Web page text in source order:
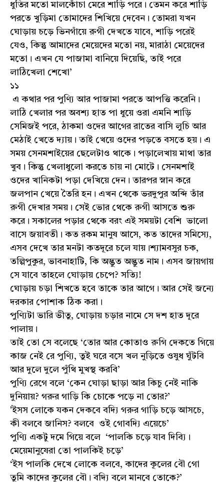
ধুতির মতো মালকোঁচা মেরে শাড়ি পরে। তেমন করে শাড়ি
পরতে খুড়িমা তোমাদের শিখিয়ে দেবেন। তোমরা যখন
ঘোড়ায় চড়ে ভিনগাঁয়ে রুগী দেখতে যাবে, শাড়ি পরেই
যেও, কিন্তু আমাদের মেয়েদের মতো নয়, মারাঠা মেয়েদের
মতো। এখন যে পাজামা বানিয়ে দিয়েছি, তাই পরে
লাঠিখেলা শেখো’
১১
এ কথার পর পুণ্যি আর পাজামা পরতে আপত্তি করেনি।
লাঠি খেলার পর অবশ্য হাত পা ধুয়ে ওরা এমনি শাড়ি
সেমিজই পরে, ঠাকমা ওদের আগের রাতের বাসি লুচি আর
মেঠাই খেতে দ্যায়। তাই খেয়ে ওদের পড়তে বসতে হয়। এ
সময় সেনমশাইয়ের ছেলেটাও থাকে। পড়ালেখায় মাথা তার
খুব। কিন্তু খেলাধুলো করতে চায় না মোটে। সেনমশাই
ওদের খানিকটা পড়া দেখিয়ে দেন। তারপর স্নান করে
জলপান খেয়ে তৈরি হন। এখন থেকে ভরদুপুর অব্দি তাঁর
রুগী দেখার সময়। সেই ভোর থেকে রুগী আসতে শুরু
করে। সকালের পড়ার থেকে বরং এই সময়টা বেশি ভালো
বাসে জয়াবতী। কত রকম মানুষ আসে, কত তাদের সমিস্যে,
এসব দেখে তার মনটা কতদূরে চলে যায়।শ্যামবসুর চক,
তল্পিপুকুর, ভাবনাহাটি, কি অদ্ভুত অদ্ভুত নাম। এসব জায়গায়
সে যাবে তাহলে ঘোড়ায় চেপে? সত্যি!
ঘোড়ায় চড়া শিখতে হবে তাকে তার আগে। আর সেই জন্যে
দরকার পোশাক ঠিক করা।
পুণ্যিটা ভারি ভীতু, ঘোড়ায় চড়ার নামে সে দশ হাত দূরে
পালায়।
তাই তো সে বলেছে ‘তোর আর কোতাও রুগি দেকতে গিয়ে
কাজ নেই রে পুণ্যি, তুই ঘরে বসে খল নুড়িতে ওষুধ ঘুঁটবি
আর দুলে দুলে পুঁথি মুখস্থ করবি’
পুণ্যি রেগে বলে ‘কেন ঘোড়া ছাড়া আর কিচু নেই নাকি
দুনিয়ায়? গরুর গাড়ি কি চোকে পড়ে না তোর?’
'ইসস লোকে যকন দেকবে বদ্যি গরুর গাড়ি চড়ে আসচে,
কী বলবে জানিস? বলবে ওই গোবদ্যি এয়েচে’
পুণ্যি একটু দমে গিয়ে বলে ‘পালকি চড়ে যাব দিব্যি।
মেয়েমানুষেরা তো পালকিই চড়ে’
‘ইস পালকি দেখে লোকে বলবে, কাদের কূলের বৌ গো
তুমি কাদের কূলের বৌ। বদ্যি বলে মানবে তোকে?’